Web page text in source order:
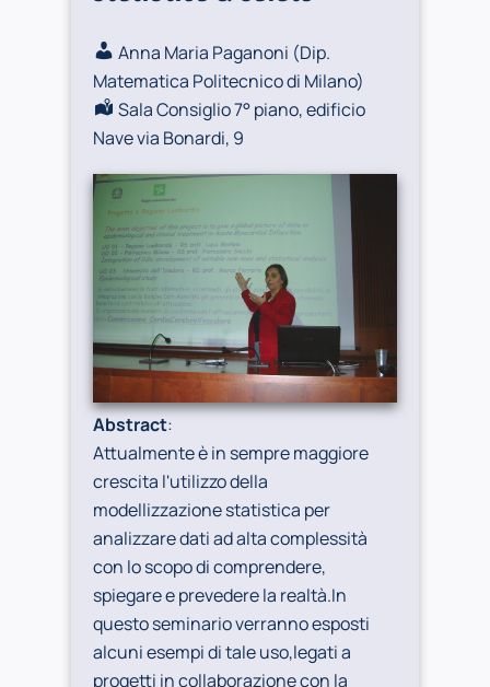
Anna Maria Paganoni (Dip.
Matematica Politecnico di Milano)
Sala Consiglio 7° piano, edificio
Nave via Bonardi, 9
Abstract:
Attualmente è in sempre maggiore
crescita l'utilizzo della
modellizzazione statistica per
analizzare dati ad alta complessità
con lo scopo di comprendere,
spiegare e prevedere la realtà.In
questo seminario verranno esposti
alcuni esempi di tale uso,legati a
progetti in collaborazione con la